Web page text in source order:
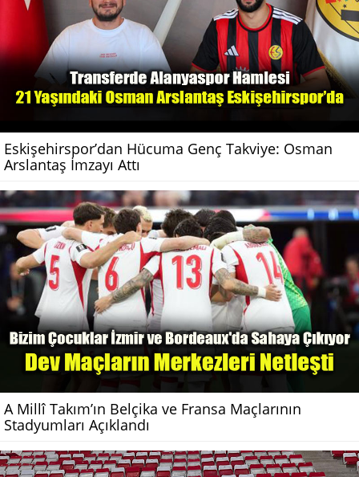
Eskişehirspor’dan Hücuma Genç Takviye: Osman
Arslantaş İmzayı Attı
A Millî Takım’ın Belçika ve Fransa Maçlarının
Stadyumları Açıklandı